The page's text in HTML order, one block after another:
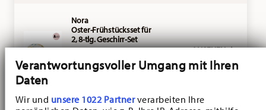
Verantwortungsvoller Umgang mit Ihren
Daten
Wir und unsere 1022 Partnerverarbeiten Ihre
Nora
Oster-Frühstücksset für
2, 8-tlg. Geschirr-Set
92,65 € Price reduced from
145,20 €
to
-25%
ANSEHEN
Nora